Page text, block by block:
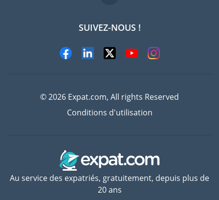
Experts
SUIVEZ-NOUS !
© 2026 Expat.com, All rights Reserved
Conditions d'utilisation
Au service des expatriés, gratuitement, depuis plus de
20 ans